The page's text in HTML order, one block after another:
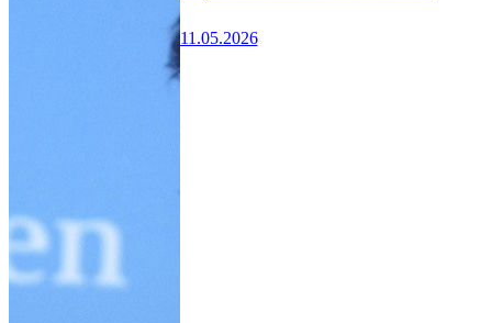
11.05.2026